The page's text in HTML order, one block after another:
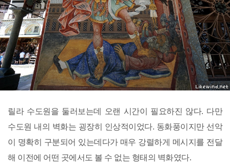
릴라 수도원을 둘러보는데 오랜 시간이 필요하진 않다. 다만
수도원 내의 벽화는 굉장히 인상적이었다. 동화풍이지만 선악
이 명확히 구분되어 있는데다가 매우 강렬하게 메시지를 전달
해 이전에 어떤 곳에서도 볼 수 없는 형태의 벽화였다.